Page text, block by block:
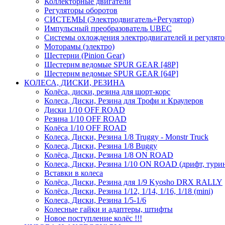
Регуляторы оборотов
СИСТЕМЫ (Электродвигатель+Регулятор)
Импульсный преобразователь UBEC
Системы охлождения электродвигателей и
Моторамы (электро)
Шестерни (Pinion Gear)
Шестернм ведомые SPUR GEAR [48P]
Шестернм ведомые SPUR GEAR [64P]
КОЛЕСА, ДИСКИ, РЕЗИНА
Колёса, диски, резина для шорт-корс
Колеса, Диски, Резина для Трофи и Краулеров
Диски 1/10 OFF ROAD
Резина 1/10 OFF ROAD
Колёса 1/10 OFF ROAD
Колеса, Диски, Резина 1/8 Truggy - Monstr Truck
Колеса, Диски, Резина 1/8 Buggy
Колёса, Диски, Резина 1/8 ON ROAD
Колеса, Диски, Резина 1/10 ON ROAD (дрифт,
Вставки в колеса
Колёса, Диски, Резина для 1/9 Kyosho DRX RALLY
Колёса, Диски, Резина 1/12, 1/14, 1/16, 1/18 (mini)
Колеса, Диски, Резина 1/5-1/6
Колесные гайки и адаптеры, штифты
Новое поступление колёс !!!